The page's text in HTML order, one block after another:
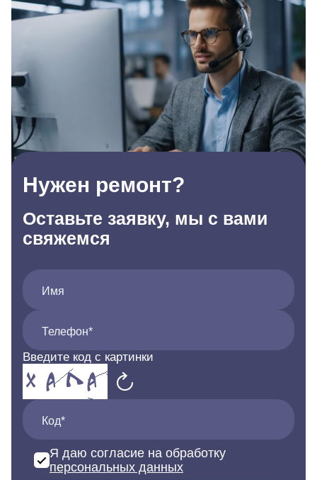
Нужен ремонт?
Оставьте заявку, мы с вами
свяжемся
Имя
Телефон*
Введите код с картинки
Код*
Я даю согласие на обработку
персональных данных